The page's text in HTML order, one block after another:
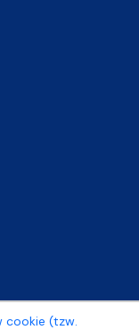
cookie (tzw.